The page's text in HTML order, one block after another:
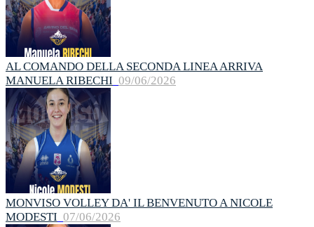
AL COMANDO DELLA SECONDA LINEA ARRIVA
MANUELA RIBECHI 09/06/2026
MONVISO VOLLEY DA' IL BENVENUTO A NICOLE
MODESTI 07/06/2026